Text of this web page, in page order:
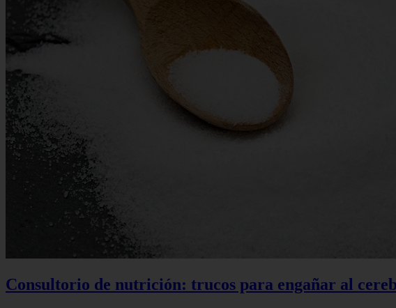
Consultorio de nutrición: trucos para engañar al